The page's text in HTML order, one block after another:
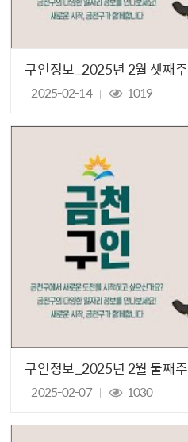
구인정보_2025년 2월 셋째주
2025-02-14 1019
구인정보_2025년 2월 둘째주
2025-02-07 1030